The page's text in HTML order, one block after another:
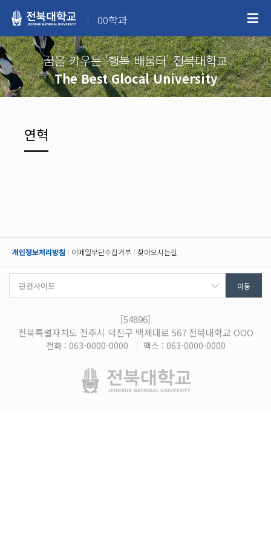
00학과
꿈을 키우는 '행복 배움터' 전북대학교
The Best Glocal University
연혁
개인정보처리방침 이메일무단수집거부 찾아오시는길
[54896]
전북특별자치도 전주시 덕진구 백제대로 567 전북대학교 OOO
전화 : 063-0000-0000 팩스 : 063-0000-0000